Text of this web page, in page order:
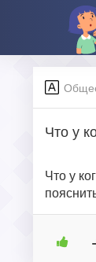
Что у
Что у